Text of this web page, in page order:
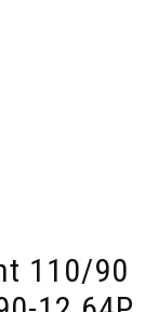
110/90